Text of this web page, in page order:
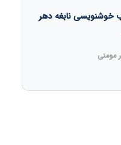
خوشنویسی نابغه دهر
مومنی